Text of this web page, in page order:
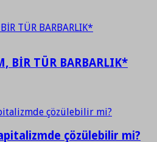
BİR TÜR BARBARLIK*
çözülebilir mi?